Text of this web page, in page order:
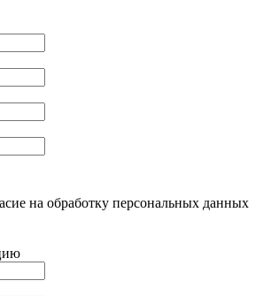
на обработку персональных данных